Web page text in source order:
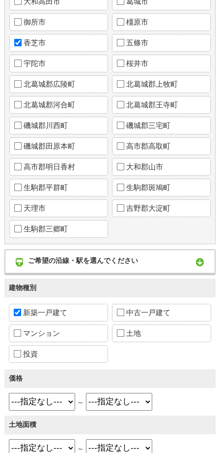
御所市 橿原市
香芝市 五條市
宇陀市 桜井市
北葛城郡広陵町 北葛城郡上牧町
北葛城郡河合町 北葛城郡王寺町
磯城郡川西町 磯城郡三宅町
磯城郡田原本町 高市郡高取町
高市郡明日香村 大和郡山市
生駒郡平群町 生駒郡斑鳩町
天理市 吉野郡大淀町
生駒郡三郷町
ご希望の沿線・駅を選んでください
建物種別
新築一戸建て 中古一戸建て
マンション 土地
投資
価格
～
土地面積
～